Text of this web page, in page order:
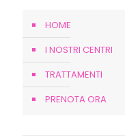
HOME
I NOSTRI CENTRI
TRATTAMENTI
PRENOTA ORA